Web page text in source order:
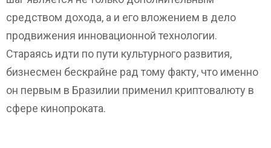
средством дохода, а и его вложением в дело
продвижения инновационной технологии.
Стараясь идти по пути культурного развития,
бизнесмен бескрайне рад тому факту, что именно
он первым в Бразилии применил криптовалюту в
сфере кинопроката.